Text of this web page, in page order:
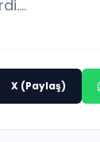
X (Paylaş)